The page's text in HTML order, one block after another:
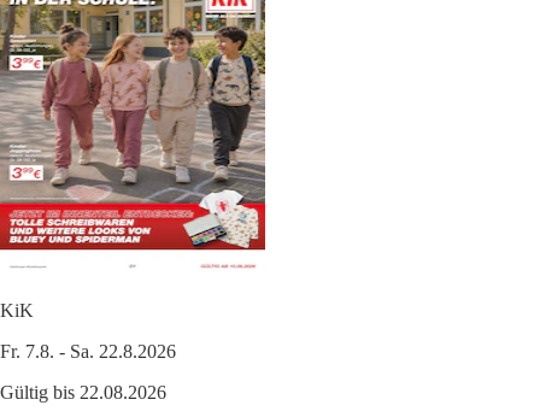
KiK
Fr. 7.8. - Sa. 22.8.2026
Gültig bis 22.08.2026